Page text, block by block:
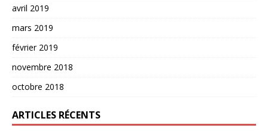
avril 2019
mars 2019
février 2019
novembre 2018
octobre 2018
ARTICLES RÉCENTS